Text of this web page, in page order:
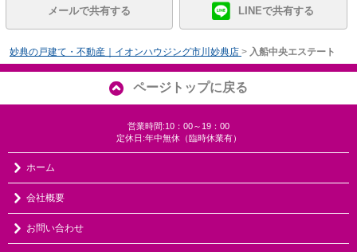
メールで共有する LINEで共有する
妙典の戸建て・不動産｜イオンハウジング市川妙典店 > 入船中央エステート
ページトップに戻る
営業時間:10：00～19：00
定休日:年中無休（臨時休業有）
ホーム
会社概要
お問い合わせ